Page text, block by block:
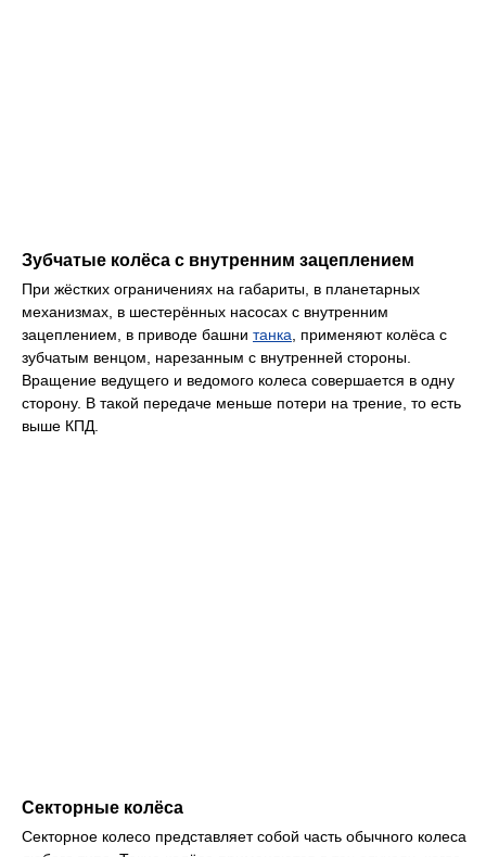
Зубчатые колёса с внутренним зацеплением
При жёстких ограничениях на габариты, в планетарных
механизмах, в шестерённых насосах с внутренним
зацеплением, в приводе башни танка, применяют колёса с
зубчатым венцом, нарезанным с внутренней стороны.
Вращение ведущего и ведомого колеса совершается в одну
сторону. В такой передаче меньше потери на трение, то есть
выше КПД.
Секторные колёса
Секторное колесо представляет собой часть обычного колеса